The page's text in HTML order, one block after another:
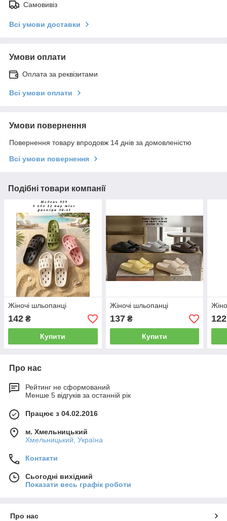
Самовивіз
Всі умови доставки
Умови оплати
Оплата за реквізитами
Всі умови оплати
Умови повернення
Повернення товару впродовж 14 днів за домовленістю
Всі умови повернення
Подібні товари компанії
Жіночі шльопанці
142 ₴
Купити
Жіночі шльопанці
137₴
Купити
122
Про нас
Рейтинг не сформований
Менше 5 відгуків за останній рік
Працює з 04.02.2016
м. Хмельницький
Хмельницький, Україна
Контакти
Сьогодні вихідний
Показати весь графік роботи
Про нас